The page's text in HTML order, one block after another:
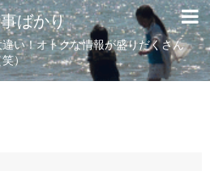
ばかり
い！オトクな情報が盛りだくさん
笑）